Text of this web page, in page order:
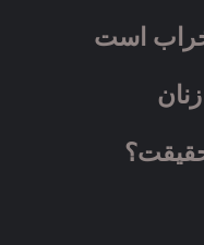
است